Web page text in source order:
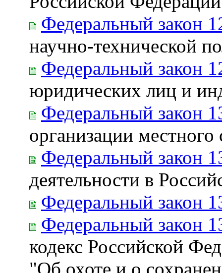
Федеральный закон
научно-технической
Федеральный закон
юридических лиц и
Федеральный закон
организации
Федеральный закон
деятельности в
Федеральный закон
Федеральный закон
кодекс Российской
"Об охоте и о